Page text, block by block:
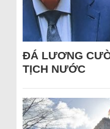
ĐÁ LƯƠNG
TỊCH NƯỚC